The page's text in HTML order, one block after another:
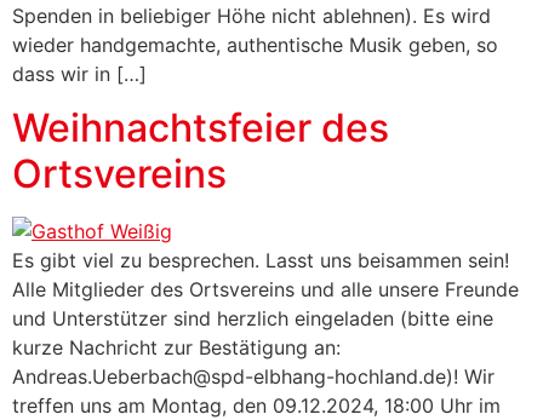
Spenden in beliebiger Höhe nicht ablehnen). Es wird
wieder handgemachte, authentische Musik geben, so
dass wir in […]
Weihnachtsfeier des
Ortsvereins
Es gibt viel zu besprechen. Lasst uns beisammen sein!
Alle Mitglieder des Ortsvereins und alle unsere Freunde
und Unterstützer sind herzlich eingeladen (bitte eine
kurze Nachricht zur Bestätigung an:
Andreas.Ueberbach@spd-elbhang-hochland.de)! Wir
treffen uns am Montag, den 09.12.2024, 18:00 Uhr im